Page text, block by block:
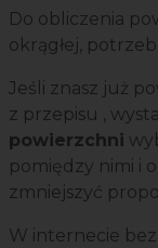
Do obliczenia
okrągłej,
Jeśli znasz już
z przepisu ,
powierzchni
pomiędzy nimi i
zmniejszyć
W internecie